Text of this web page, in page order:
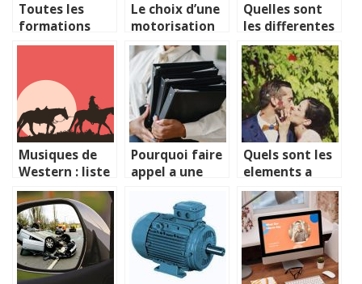
Toutes les
formations
disponibles
Le choix d’une
motorisation
pour portail
battant : quels
sont les
principaux
criteres a
considerer ?
Quelles sont
les differentes
manieres de
prendre des
cours de chant
?
Musiques de
Western : liste
de Top 20 de
cette annee
Pourquoi faire
appel a une
independante
?
Quels sont les
elements a
prendre en
compte pour
organiser un
anniversaire de
mariage a ses
parents ?